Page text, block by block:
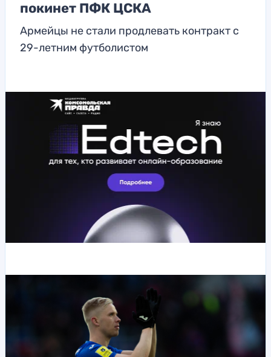
покинет ПФК ЦСКА
Армейцы не стали продлевать контракт с
29-летним футболистом